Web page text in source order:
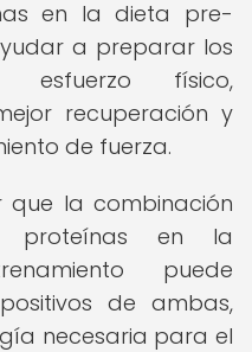
en la dieta pre-
a preparar los
físico,
recuperación y
de fuerza.
que la combinación
proteínas en la
puede
de ambas,
necesaria para el